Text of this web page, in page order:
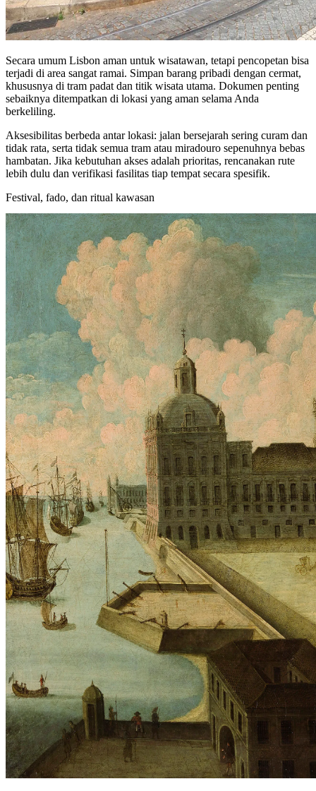
Secara umum Lisbon aman untuk wisatawan, tetapi pencopetan bisa
terjadi di area sangat ramai. Simpan barang pribadi dengan cermat,
khususnya di tram padat dan titik wisata utama. Dokumen penting
sebaiknya ditempatkan di lokasi yang aman selama Anda
berkeliling.
Aksesibilitas berbeda antar lokasi: jalan bersejarah sering curam dan
tidak rata, serta tidak semua tram atau miradouro sepenuhnya bebas
hambatan. Jika kebutuhan akses adalah prioritas, rencanakan rute
lebih dulu dan verifikasi fasilitas tiap tempat secara spesifik.
Festival, fado, dan ritual kawasan